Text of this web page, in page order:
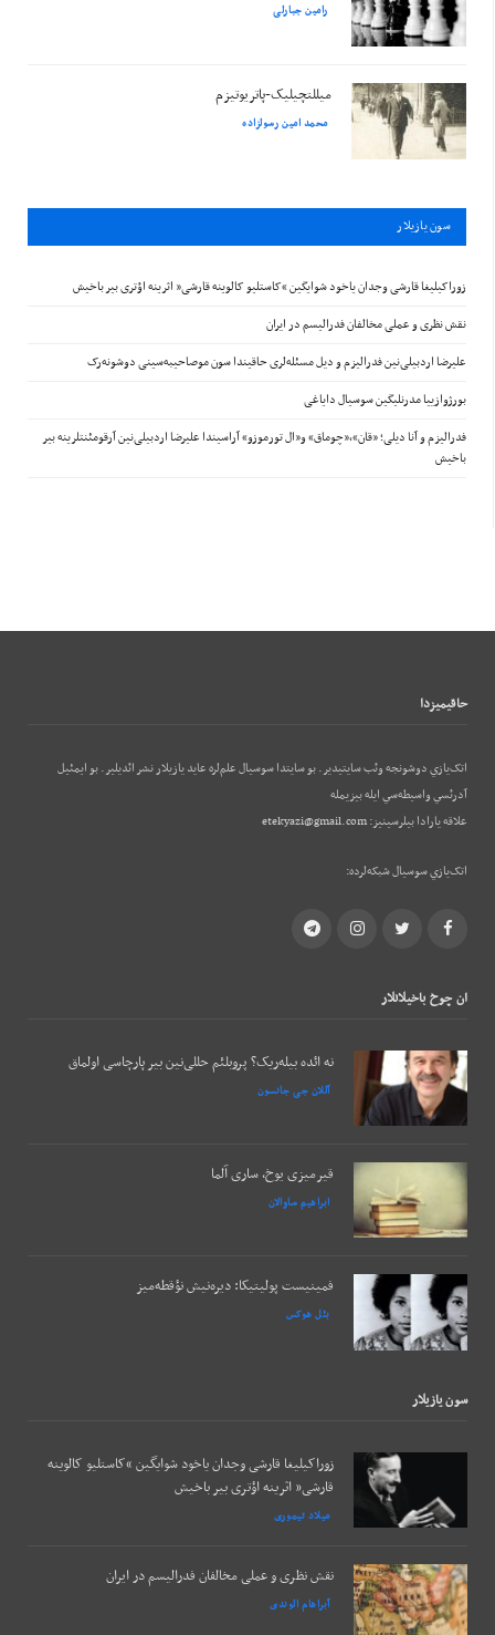
رامین جبارلی
میللتچیلیک-پاتریوتیزم
محمد امین رسولزاده
سون يازيلار
زوراکیلیغا قارشی وجدان یاخود شوایگین “کاستلیو کالوینه قارشی” اثرینه اؤتری بیر باخیش
نقش نظری و عملی مخالفان فدرالیسم در ایران
علیرضا اردبیلی‌نین فدرالیزم و دیل مسئله‌لری حاقیندا سون موصاحیبه‌سینی دوشونه‌رک
بورژوازییا مدرنلیگین سوسیال دایاغی
فدرالیزم و آنا دیلی؛ «قان»،«چوماق» و«ال تورموزو» آراسیندا علیرضا اردبیلی‌نین آرقومئنتلرینه بیر
باخیش
حاقيميزدا
اتک‌يازي دوشونجه وئب‌ سايتيدير. بو سايتدا سوسيال علم‌لره عايد يازيلار نشر ائديلير. بو ایمئيل
آدرئسي واسيطه‌سي ايله بيزيمله
علاقه يارادا بيلرسينيز:etekyazi@gmail.com
اتک‌يازي سوسيال شبکه‌لرده:
Facebook
Twitter
Instagram
Telegram
ان چوخ باخيلانلار
نه ائده بیله‌ریک؟ پروبلئم حللی‌نین بیر پارچاسی اولماق
آللان جی جانسون
قیرمیزی یوخ، ساری آلما
ابراهیم ساوالان
فمینیست پولیتیکا: دیره‌نیش نؤقطه‌میز
بئل هوکس
سون يازيلار
زوراکیلیغا قارشی وجدان یاخود شوایگین “کاستلیو کالوینه
قارشی” اثرینه اؤتری بیر باخیش
میلاد تیموری
نقش نظری و عملی مخالفان فدرالیسم در ایران
آبراهام الوندی